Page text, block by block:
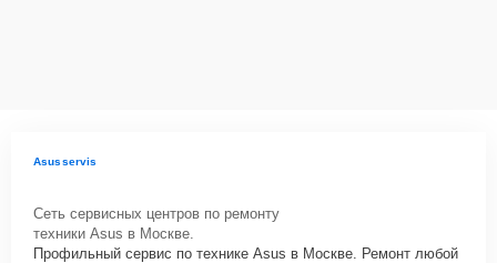
Asusservis
Сеть сервисных центров по ремонту
техники Asus в Москве.
Профильный сервис по технике Asus в Москве. Ремонт любой